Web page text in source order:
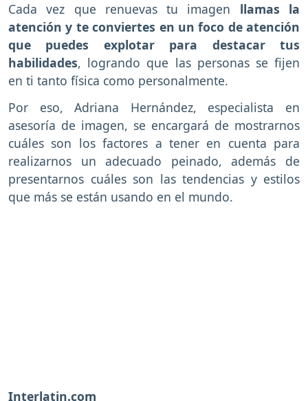
Cada vez que renuevas tu imagen llamas la
atención y te conviertes en un foco de atención
que puedes explotar para destacar tus
habilidades, logrando que las personas se fijen
en ti tanto física como personalmente.
Por eso, Adriana Hernández, especialista en
asesoría de imagen, se encargará de mostrarnos
cuáles son los factores a tener en cuenta para
realizarnos un adecuado peinado, además de
presentarnos cuáles son las tendencias y estilos
que más se están usando en el mundo.
Interlatin.com